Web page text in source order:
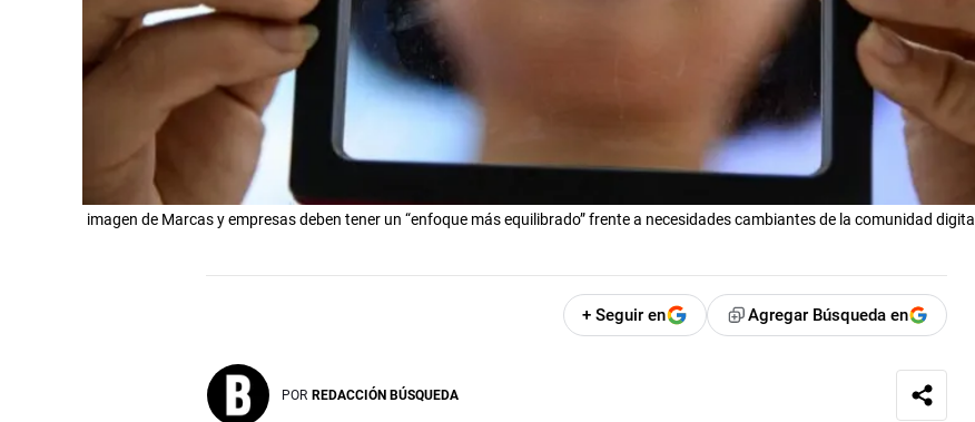
imagen de Marcas y empresas deben tener un “enfoque más equilibrado” frente a necesidades cambiantes de la comunidad digital
+ Seguir en Agregar Búsqueda en
POR REDACCIÓN BÚSQUEDA